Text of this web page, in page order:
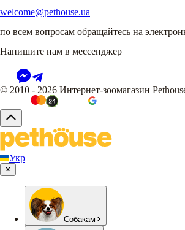
welcome@pethouse.ua
по всем вопросам обращайтесь на
Напишите нам в мессенджер
© 2010 - 2026 Интернет-зоомагазин
Укр
Собакам